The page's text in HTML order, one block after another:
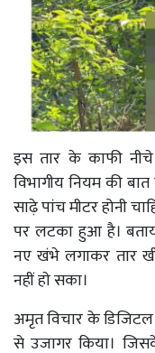
इस तार के काफी
विभागीय नियम की
साढ़े पांच मीटर होनी
पर लटका हुआ है।
नए खंभे लगाकर तार
नहीं हाे सका।
अमृत विचार के
से उजागर किया।